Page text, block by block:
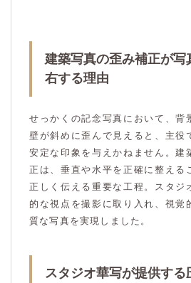
建築写真の歪み補正が写
右する理由
せっかくの記念写真において、背
壁が斜めに歪んで見えると、主役
安定な印象を与えかねません。建
正は、垂直や水平を正確に整える
正しく伝える重要な工程。スタジ
的な視点を撮影に取り入れ、視覚
質な写真を実現しました。
スタジオ華写が提供する